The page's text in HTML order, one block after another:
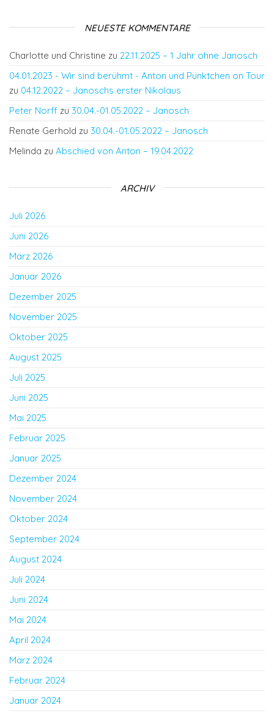
NEUESTE KOMMENTARE
Charlotte und Christine zu 22.11.2025 – 1 Jahr ohne Janosch
04.01.2023 - Wir sind berühmt - Anton und Pünktchen on Tour
zu 04.12.2022 – Janoschs erster Nikolaus
Peter Norff zu 30.04.-01.05.2022 – Janosch
Renate Gerhold zu 30.04.-01.05.2022 – Janosch
Melinda zu Abschied von Anton – 19.04.2022
ARCHIV
Juli 2026
Juni 2026
März 2026
Januar 2026
Dezember 2025
November 2025
Oktober 2025
August 2025
Juli 2025
Juni 2025
Mai 2025
Februar 2025
Januar 2025
Dezember 2024
November 2024
Oktober 2024
September 2024
August 2024
Juli 2024
Juni 2024
Mai 2024
April 2024
März 2024
Februar 2024
Januar 2024